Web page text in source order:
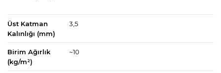
Üst Katman
Kalınlığı (mm)
3,5
Birim Ağırlık
(kg/m²)
~10